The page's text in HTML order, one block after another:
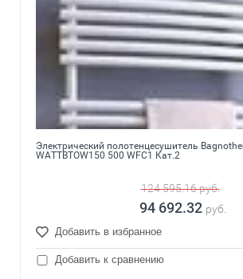
Электрический полотенцесушитель
WATTBTOW150 500 WFC1 Кат.2
124 595.16руб.
94 692.32 руб.
Добавить в избранное
Добавить к сравнению